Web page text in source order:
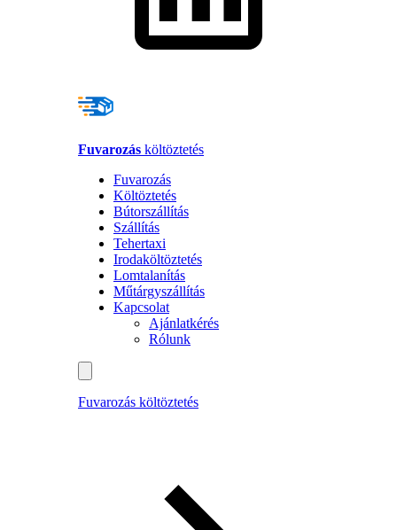
Fuvarozás költöztetés
Fuvarozás
Költöztetés
Bútorszállítás
Szállítás
Tehertaxi
Irodaköltöztetés
Lomtalanítás
Műtárgyszállítás
Kapcsolat
Ajánlatkérés
Rólunk
Fuvarozás költöztetés